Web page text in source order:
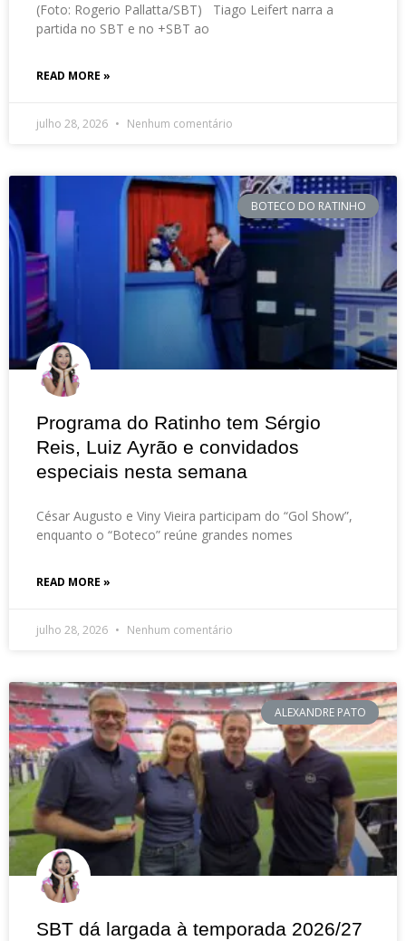
(Foto: Rogerio Pallatta/SBT) Tiago Leifert narra a
partida no SBT e no +SBT ao
READ MORE »
julho 28, 2026 Nenhum comentário
BOTECO DO RATINHO
Programa do Ratinho tem Sérgio
Reis, Luiz Ayrão e convidados
especiais nesta semana
César Augusto e Viny Vieira participam do “Gol Show”,
enquanto o “Boteco” reúne grandes nomes
READ MORE »
julho 28, 2026 Nenhum comentário
ALEXANDRE PATO
SBT dá largada à temporada 2026/27